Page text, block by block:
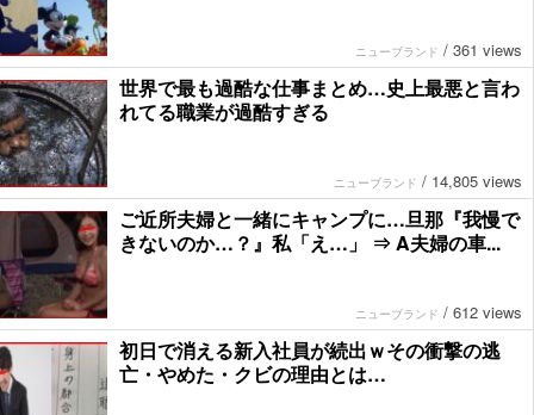
ニューブランド / 361 views
世界で最も過酷な仕事まとめ…史上最悪と言わ
れてる職業が過酷すぎる
ニューブランド / 14,805 views
ご近所夫婦と一緒にキャンプに…旦那『我慢で
きないのか…？』私「え…」 ⇒ A夫婦の車...
ニューブランド / 612 views
初日で消える新入社員が続出ｗその衝撃の逃
亡・やめた・クビの理由とは…